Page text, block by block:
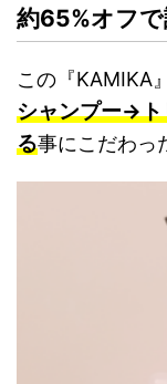
約65%オフ
この『KAMIKA
シャンプー→ト
る事にこだわっ